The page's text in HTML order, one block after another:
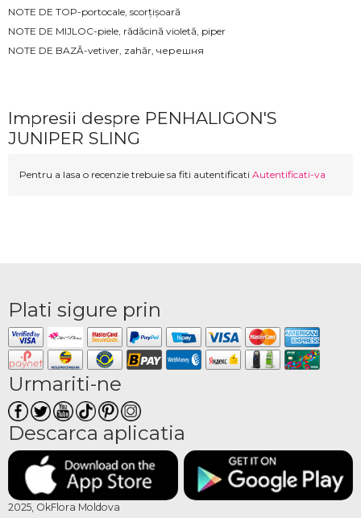
NOTE DE TOP-portocale, scorțișoară
NOTE DE MIJLOC-piele, rădăcină violetă, piper
NOTE DE BAZĂ-vetiver, zahăr, черешня
Impresii despre PENHALIGON'S
JUNIPER SLING
Pentru a lasa o recenzie trebuie sa fiti autentificati Autentificati-va
Plati sigure prin
Urmariti-ne
Descarca aplicatia
2025, OkFlora Moldova